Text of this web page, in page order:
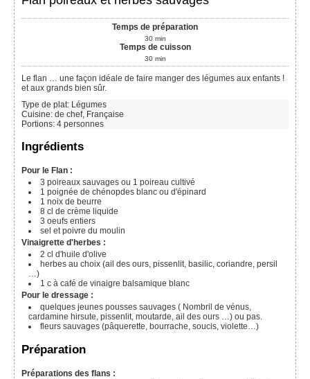
Temps de préparation
30 min
Temps de cuisson
30 min
Le flan … une façon idéale de faire manger des légumes aux enfants !
et aux grands bien sûr.
Type de plat: Légumes
Cuisine: de chef, Française
Portions: 4 personnes
Ingrédients
Pour le Flan :
3 poireaux sauvages ou 1 poireau cultivé
1 poignée de chénopdes blanc ou d'épinard
1 noix de beurre
8 cl de crème liquide
3 oeufs entiers
sel et poivre du moulin
Vinaigrette d'herbes :
2 cl d'huile d'olive
herbes au choix (ail des ours, pissenlit, basilic, coriandre, persil
…)
1 c à café de vinaigre balsamique blanc
Pour le dressage :
quelques jeunes pousses sauvages ( Nombril de vénus,
cardamine hirsute, pissenlit, moutarde, ail des ours …) ou pas.
fleurs sauvages (pâquerette, bourrache, soucis, violette…)
Préparation
Préparations des flans :